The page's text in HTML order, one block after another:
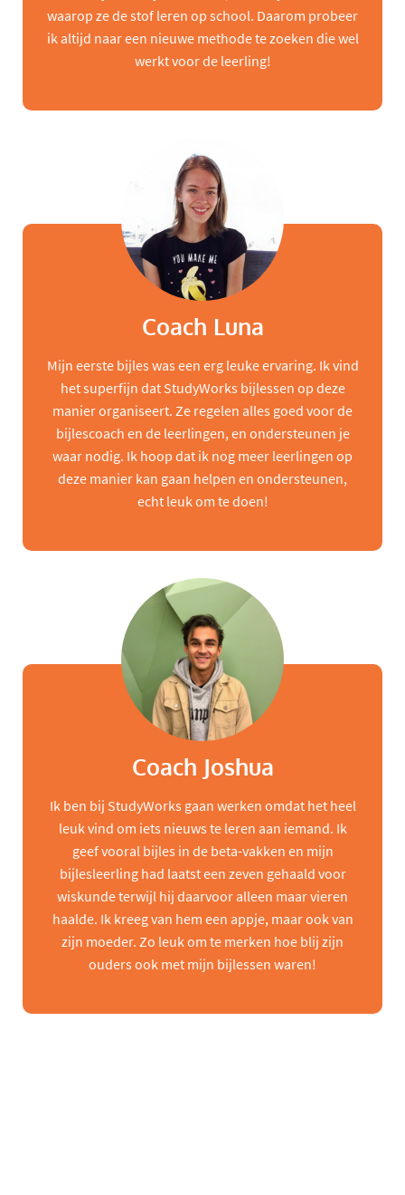
waarop ze de stof leren op school. Daarom probeer
ik altijd naar een nieuwe methode te zoeken die wel
werkt voor de leerling!
Coach Luna
Mijn eerste bijles was een erg leuke ervaring. Ik vind
het superfijn dat StudyWorks bijlessen op deze
manier organiseert. Ze regelen alles goed voor de
bijlescoach en de leerlingen, en ondersteunen je
waar nodig. Ik hoop dat ik nog meer leerlingen op
deze manier kan gaan helpen en ondersteunen,
echt leuk om te doen!
Coach Joshua
Ik ben bij StudyWorks gaan werken omdat het heel
leuk vind om iets nieuws te leren aan iemand. Ik
geef vooral bijles in de beta-vakken en mijn
bijlesleerling had laatst een zeven gehaald voor
wiskunde terwijl hij daarvoor alleen maar vieren
haalde. Ik kreeg van hem een appje, maar ook van
zijn moeder. Zo leuk om te merken hoe blij zijn
ouders ook met mijn bijlessen waren!